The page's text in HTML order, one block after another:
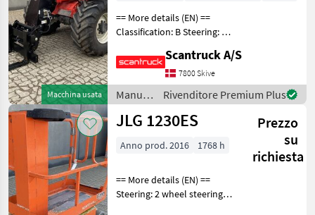
Macchina usata
== More details (EN) ==
Classification: B Steering: 4
loading arm: Boom
suspension / ride control,
CRC Attached equipment,
forks: Pallet for
Scantruck A/S
7800 Skive
Manutenzione
alberi /
Manitou
Rivenditore Premium Plus
JLG 1230ES
Prezzo
su
richiesta
Anno prod. 2016 1768 h
== More details (EN) ==
Steering: 2 wheel steering